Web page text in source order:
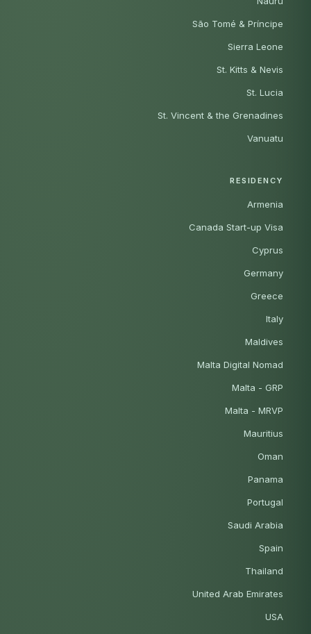
São Tomé & Príncipe
Sierra Leone
St. Kitts & Nevis
St. Lucia
St. Vincent & the Grenadines
Vanuatu
RESIDENCY
Armenia
Canada Start-up Visa
Cyprus
Germany
Greece
Italy
Maldives
Malta Digital Nomad
Malta - GRP
Malta - MRVP
Mauritius
Oman
Panama
Portugal
Saudi Arabia
Spain
Thailand
United Arab Emirates
USA